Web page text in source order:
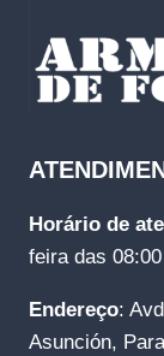
Horário de
feira das
Endereço:
Asunción,